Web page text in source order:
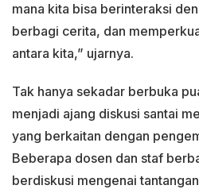
mana kita bisa berinteraksi
berbagi cerita, dan
antara kita,” ujarnya.
Tak hanya sekadar berbuka
menjadi ajang diskusi santai
yang berkaitan dengan
Beberapa dosen dan staf
berdiskusi mengenai